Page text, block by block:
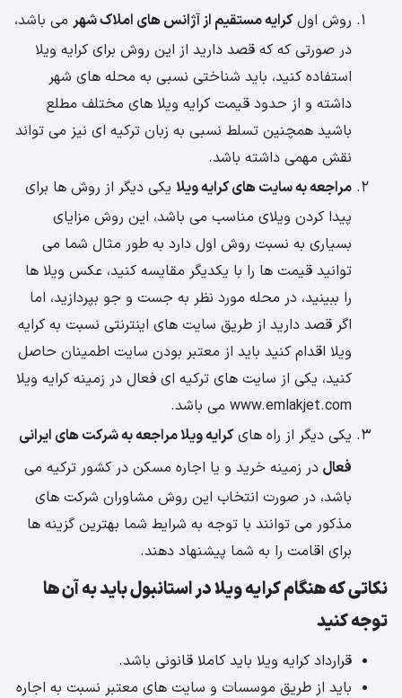
روش اولکرایه مستقیم از آژانس های املاک شهر می باشد،
در صورتی که که قصد دارید از این روش برای کرایه ویلا
استفاده کنید، باید شناختی نسبی به محله های شهر
داشته و از حدود قیمت کرایه ویلا های مختلف مطلع
باشید همچنین تسلط نسبی به زبان ترکیه ای نیز می تواند
نقش مهمی داشته باشد.
مراجعه به سایت های کرایه ویلا یکی دیگر از روش ها برای
پیدا کردن ویلای مناسب می باشد، این روش مزایای
بسیاری به نسبت روش اول دارد به طور مثال شما می
توانید قیمت ها را با یکدیگر مقایسه کنید، عکس ویلا ها
را ببینید، در محله مورد نظر به جست و جو بپردازید، اما
اگر قصد دارید از طریق سایت های اینترنتی نسبت به کرایه
ویلا اقدام کنید باید از معتبر بودن سایت اطمینان حاصل
کنید، یکی از سایت های ترکیه ای فعال در زمینه کرایه ویلا
www.emlakjet.com می باشد.
یکی دیگر از راه هایکرایه ویلا مراجعه به شرکت های ایرانی
فعال در زمینه خرید و یا اجاره مسکن در کشور ترکیه می
باشد، در صورت انتخاب این روش مشاوران شرکت های
مذکور می توانند با توجه به شرایط شما بهترین گزینه ها
برای اقامت را به شما پیشنهاد دهند.
نکاتی که هنگام کرایه ویلا در استانبول باید به آن ها
توجه کنید
قرارداد کرایه ویلا باید کاملا قانونی باشد.
باید از طریق موسسات و سایت های معتبر نسبت به اجاره